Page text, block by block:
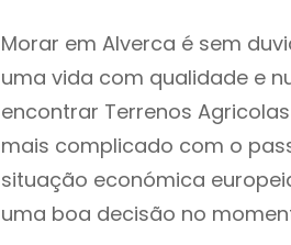
Morar em Alverca é sem
uma vida com qualidade e
encontrar Terrenos
mais complicado com o
situação económica
uma boa decisão no